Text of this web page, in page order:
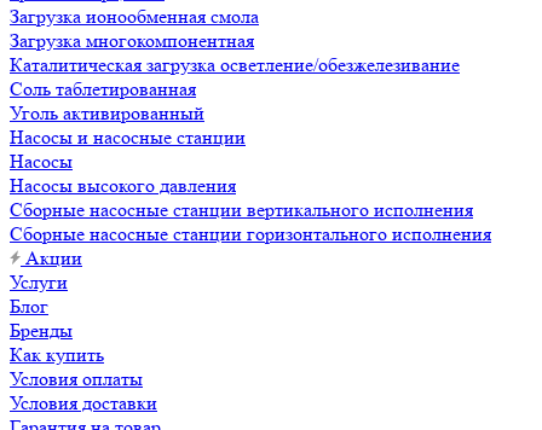
Загрузка ионообменная смола
Загрузка многокомпонентная
Каталитическая загрузка осветление/обезжелезивание
Соль таблетированная
Уголь активированный
Насосы и насосные станции
Насосы
Насосы высокого давления
Сборные насосные станции вертикального исполнения
Сборные насосные станции горизонтального исполнения
Акции
Услуги
Блог
Бренды
Как купить
Условия оплаты
Условия доставки